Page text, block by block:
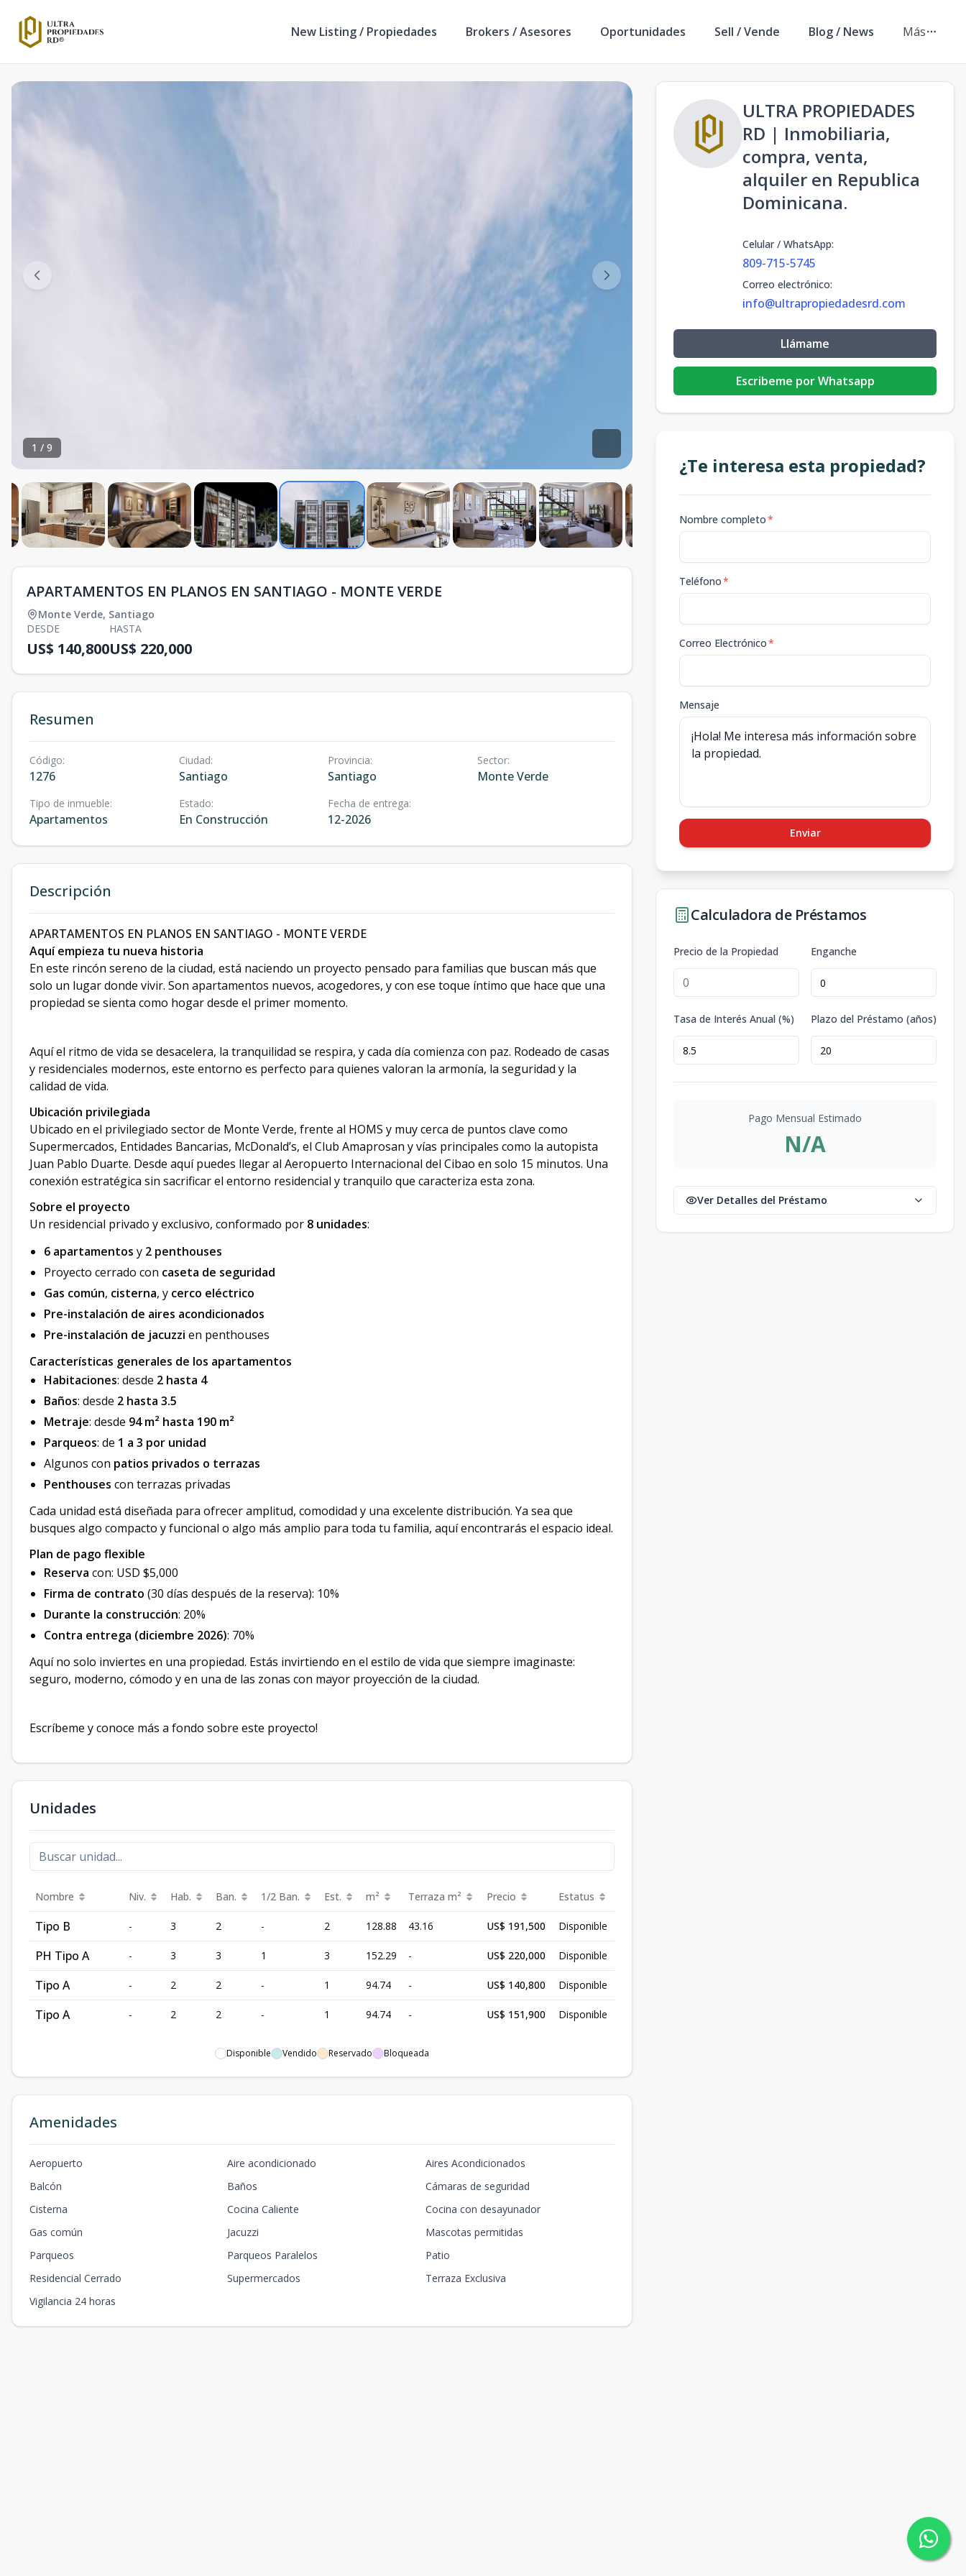
New Listing / Propiedades Brokers / Asesores Oportunidades Sell / Vende Blog / News Más
1 / 9
APARTAMENTOS EN PLANOS EN SANTIAGO - MONTE VERDE
Monte Verde, Santiago
DESDE
US$ 140,800
HASTA
US$ 220,000
Resumen
Código:
1276
Ciudad:
Santiago
Provincia:
Santiago
Sector:
Monte Verde
Tipo de inmueble:
Apartamentos
Estado:
En Construcción
Fecha de entrega:
12-2026
Descripción
APARTAMENTOS EN PLANOS EN SANTIAGO - MONTE VERDE
Aquí empieza tu nueva historia
En este rincón sereno de la ciudad, está naciendo un proyecto pensado para familias que buscan más que
solo un lugar donde vivir. Son apartamentos nuevos, acogedores, y con ese toque íntimo que hace que una
propiedad se sienta como hogar desde el primer momento.
Aquí el ritmo de vida se desacelera, la tranquilidad se respira, y cada día comienza con paz. Rodeado de casas
y residenciales modernos, este entorno es perfecto para quienes valoran la armonía, la seguridad y la
calidad de vida.
Ubicación privilegiada
Ubicado en el privilegiado sector de Monte Verde, frente al HOMS y muy cerca de puntos clave como
Supermercados, Entidades Bancarias, McDonald’s, el Club Amaprosan y vías principales como la autopista
Juan Pablo Duarte. Desde aquí puedes llegar al Aeropuerto Internacional del Cibao en solo 15 minutos. Una
conexión estratégica sin sacrificar el entorno residencial y tranquilo que caracteriza esta zona.
Sobre el proyecto
Un residencial privado y exclusivo, conformado por 8 unidades:
6 apartamentos y 2 penthouses
Proyecto cerrado con caseta de seguridad
Gas común, cisterna, y cerco eléctrico
Pre-instalación de aires acondicionados
Pre-instalación de jacuzzi en penthouses
Características generales de los apartamentos
Habitaciones: desde 2 hasta 4
Baños: desde 2 hasta 3.5
Metraje: desde 94 m² hasta 190 m²
Parqueos: de 1 a 3 por unidad
Algunos con patios privados o terrazas
Penthouses con terrazas privadas
Cada unidad está diseñada para ofrecer amplitud, comodidad y una excelente distribución. Ya sea que
busques algo compacto y funcional o algo más amplio para toda tu familia, aquí encontrarás el espacio ideal.
Plan de pago flexible
Reserva con: USD $5,000
Firma de contrato (30 días después de la reserva): 10%
Durante la construcción: 20%
Contra entrega (diciembre 2026): 70%
Aquí no solo inviertes en una propiedad. Estás invirtiendo en el estilo de vida que siempre imaginaste:
seguro, moderno, cómodo y en una de las zonas con mayor proyección de la ciudad.
Escríbeme y conoce más a fondo sobre este proyecto!
Unidades
Nombre Niv. Hab. Ban. 1/2 Ban. Est. m² Terraza m² Precio Estatus
Tipo B - 3 2 - 2 128.88 43.16 US$ 191,500 Disponible
PH Tipo A - 3 3 1 3 152.29 - US$ 220,000 Disponible
Tipo A - 2 2 - 1 94.74 - US$ 140,800 Disponible
Tipo A - 2 2 - 1 94.74 - US$ 151,900 Disponible
Disponible Vendido Reservado Bloqueada
Amenidades
Aeropuerto Aire acondicionado
Aires Acondicionados
Balcón
Baños
Cámaras de seguridad
Cisterna
Cocina Caliente
Cocina con desayunador
Gas común
Jacuzzi
Mascotas permitidas
Parqueos
Parqueos Paralelos
Patio
Residencial Cerrado
Supermercados
Terraza Exclusiva
Vigilancia 24 horas
ULTRA PROPIEDADES
RD | Inmobiliaria,
compra, venta,
alquiler en Republica
Dominicana.
Celular / WhatsApp:
809-715-5745
Correo electrónico:
info@ultrapropiedadesrd.com
Llámame
Escribeme por Whatsapp
¿Te interesa esta propiedad?
Nombre completo*
Teléfono*
Correo Electrónico*
Mensaje
Enviar
Calculadora de Préstamos
Precio de la Propiedad Enganche
Tasa de Interés Anual (%) Plazo del Préstamo (años)
Pago Mensual Estimado
N/A
Ver Detalles del Préstamo